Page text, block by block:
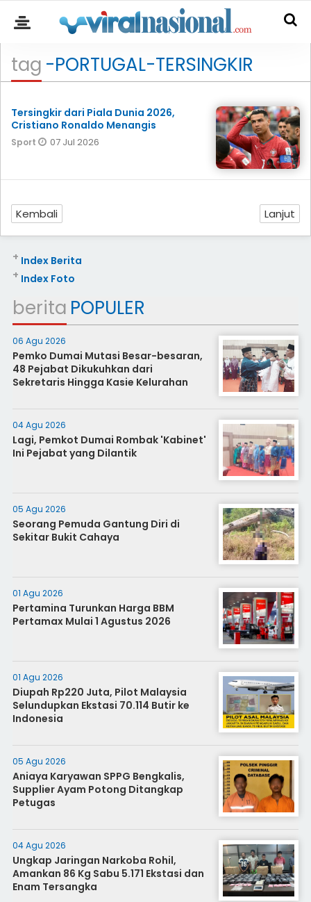
tag -PORTUGAL-TERSINGKIR
Tersingkir dari Piala Dunia 2026,
Cristiano Ronaldo Menangis
Sport 07 Jul 2026
Kembali Lanjut
Index Berita
+
Index Foto
+
berita POPULER
06 Agu 2026
Pemko Dumai Mutasi Besar-besaran,
48 Pejabat Dikukuhkan dari
Sekretaris Hingga Kasie Kelurahan
04 Agu 2026
Lagi, Pemkot Dumai Rombak 'Kabinet'
Ini Pejabat yang Dilantik
05 Agu 2026
Seorang Pemuda Gantung Diri di
Sekitar Bukit Cahaya
01 Agu 2026
Pertamina Turunkan Harga BBM
Pertamax Mulai 1 Agustus 2026
01 Agu 2026
Diupah Rp220 Juta, Pilot Malaysia
Selundupkan Ekstasi 70.114 Butir ke
Indonesia
05 Agu 2026
Aniaya Karyawan SPPG Bengkalis,
Supplier Ayam Potong Ditangkap
Petugas
04 Agu 2026
Ungkap Jaringan Narkoba Rohil,
Amankan 86 Kg Sabu 5.171 Ekstasi dan
Enam Tersangka